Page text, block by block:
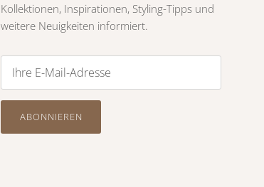
Kollektionen, Inspirationen, Styling-Tipps und
weitere Neuigkeiten informiert.
ABONNIEREN